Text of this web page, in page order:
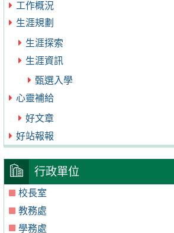
工作概況
生涯規劃
生涯探索
生涯資訊
甄選入學
心靈補給
好文章
好站報報
行政單位
校長室
教務處
學務處